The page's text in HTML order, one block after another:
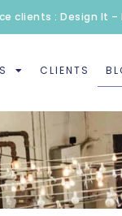
clients : Design It –
CLIENTS